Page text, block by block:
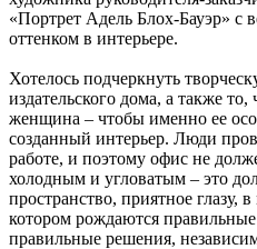
«Портрет Адель Блох-Бауэр»
оттенком в интерьере.
Хотелось подчеркнуть
издательского дома, а также то,
женщина – чтобы именно ее
созданный интерьер. Люди
работе, и поэтому офис не
холодным и угловатым – это
пространство, приятное глазу,
котором рождаются
правильные решения,